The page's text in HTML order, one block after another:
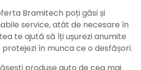
Bramitech poți găsi și
service, atât de necesare în
te ajută să îți ușurezi anumite
protejezi în munca ce o desfășori.